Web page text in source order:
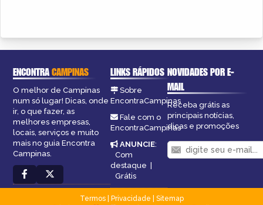
ENCONTRACAMPINAS
O melhor de Campinas
num só lugar! Dicas, onde
ir, o que fazer, as
melhores empresas,
locais, serviços e muito
mais no guia Encontra
Campinas.
LINKS RÁPIDOS
Sobre
EncontraCampinas
Fale com o
EncontraCampinas
ANUNCIE:
Com
destaque |
Grátis
NOVIDADES POR E-
MAIL
Receba grátis as
principais notícias,
dicas e promoções
Termos| Privacidade
Sitemap